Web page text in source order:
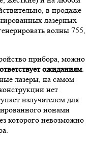
в продаже
лазерных
волны 755,
прибора, можно
ожиданиям.
лазеры, на самом
нет
излучателем для
ионами
которого невозможно